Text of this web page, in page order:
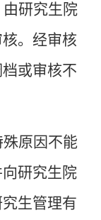
由研究生院
。经审核
或审核不
殊原因不能
研究生院
生管理有